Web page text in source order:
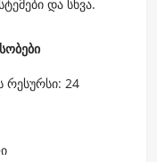
და სხვა.
რესურსი: 24